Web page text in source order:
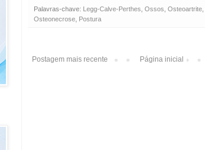
Palavras-chave: Legg-Calve-Perthes Ossos Osteoartrite,
Osteonecrose, Postura
Postagem mais recente Página inicial